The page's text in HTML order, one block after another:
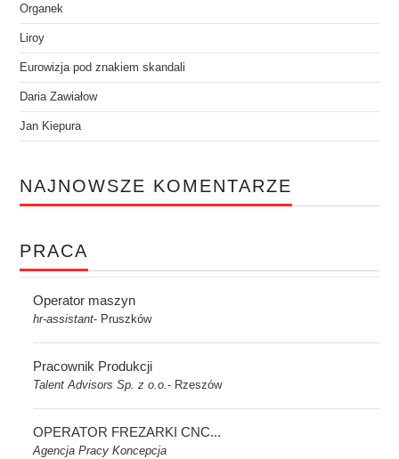
Organek
Liroy
Eurowizja pod znakiem skandali
Daria Zawiałow
Jan Kiepura
NAJNOWSZE KOMENTARZE
PRACA
Operator maszyn
hr-assistant- Pruszków
Pracownik Produkcji
Talent Advisors Sp. z o.o.- Rzeszów
OPERATOR FREZARKI CNC...
Agencja Pracy Koncepcja